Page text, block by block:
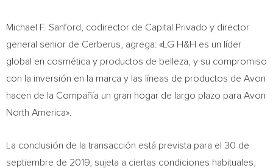
Michael F. Sanford
, codirector de Capital Privado y director
general senior de Cerberus, agrega: «LG H&H es un líder
global en cosmética y productos de belleza, y su compromiso
con la inversión en la marca y las líneas de productos de Avon
hacen de la Compañía un gran hogar de largo plazo para Avon
North America».
La conclusión de la transacción está prevista para el 30 de
septiembre de 2019, sujeta a ciertas condiciones habituales,